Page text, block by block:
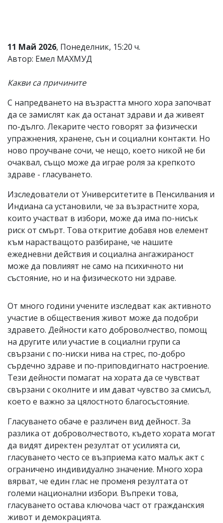
въвеждат
от
читателите
редакцията
носи
отговорност
за
тях!
Ако
откриете
обиден
за
вас
коментар,
моля
сигнализирайте
ни!
11 Май 2026, Понеделник, 15:20 ч.
Автор: Емел МАХМУД
Какви са причините
С напредването на възрастта много хора започват
да се замислят как да останат здрави и да живеят
по-дълго. Лекарите често говорят за физически
упражнения, хранене, сън и социални контакти. Но
ново проучване сочи, че нещо, което никой не би
очаквал, също може да играе роля за крепкото
здраве - гласуването.
Изследователи от Университетите в Пенсилвания и
Индиана са установили, че за възрастните хора,
които участват в избори, може да има по-нисък
риск от смърт. Това откритие добавя нов елемент
към нарастващото разбиране, че нашите
ежедневни действия и социална ангажираност
може да повлияят не само на психичното ни
състояние, но и на физическото ни здраве.
От много години учените изследват как активното
участие в обществения живот може да подобри
здравето. Дейности като доброволчество, помощ
на другите или участие в социални групи са
свързани с по-ниски нива на стрес, по-добро
сърдечно здраве и по-приповдигнато настроение.
Тези дейности помагат на хората да се чувстват
свързани с околните и им дават чувство за смисъл,
което е важно за цялостното благосъстояние.
Гласуването обаче е различен вид дейност. За
разлика от доброволчеството, където хората могат
да видят директен резултат от усилията си,
гласуването често се възприема като малък акт с
ограничено индивидуално значение. Много хора
вярват, че един глас не променя резултата от
големи национални избори. Въпреки това,
гласуването остава ключова част от гражданския
живот и демокрацията.